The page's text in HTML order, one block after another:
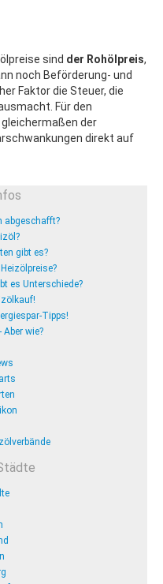
sind der Rohölpreis,
noch Beförderung- und
Faktor die Steuer, die
Für den
der
direkt auf
abgeschafft?
gibt es?
es Unterschiede?
Tipps!
Aber wie?